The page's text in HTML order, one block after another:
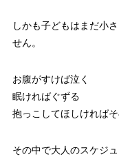
しかも子どもはまだ小
せん。
お腹がすけば泣く
眠ければぐずる
抱っこしてほしければ
その中で大人のスケジ